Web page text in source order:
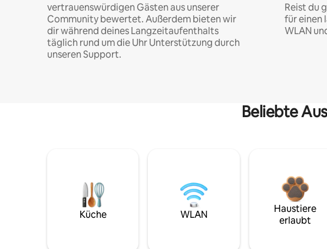
vertrauenswürdigen Gästen aus unserer
Community bewertet. Außerdem bieten wir
dir während deines Langzeitaufenthalts
täglich rund um die Uhr Unterstützung durch
unseren Support.
Reist du
für einen
WLAN
Beliebte
Küche WLAN
Haustiere
erlaubt